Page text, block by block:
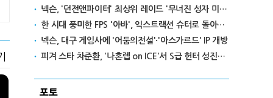
넥슨, '던전앤파이터' 최상위 레이드 '무너진 성자 미카엘라' 업데이트
한 시대 풍미한 FPS '아바', 익스트랙션 슈터로 돌아온다
넥슨, 대구 게임사에 '어둠의전설'·'아스가르드' IP 개방
피겨 스타 차준환, '나혼렙 on ICE'서 S급 헌터 성진우로 변신
포토